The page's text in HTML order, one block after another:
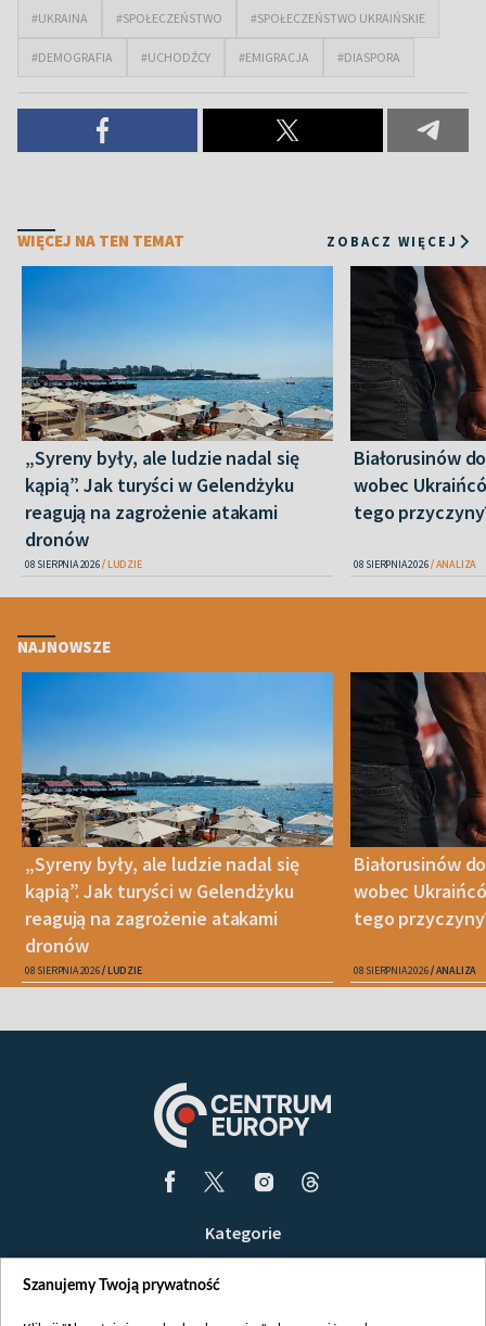
#UKRAINA #SPOŁECZEŃSTWO #SPOŁECZEŃSTWO UKRAIŃSKIE
#DEMOGRAFIA #UCHODŹCY #EMIGRACJA #DIASPORA
WIĘCEJ NA TEN TEMAT ZOBACZ WIĘCEJ
„Syreny były, ale ludzie nadal się
kąpią”. Jak turyści w Gelendżyku
reagują na zagrożenie atakami
dronów
08 SIERPNIA 2026 LUDZIE
Białorusinów
wobec
tego
08 SIERPNIA 2026 ANALIZA
NAJNOWSZE
„Syreny były, ale ludzie nadal się
kąpią”. Jak turyści w Gelendżyku
reagują na zagrożenie atakami
dronów
08 SIERPNIA 2026 LUDZIE
Białorusinów
wobec
tego
08 SIERPNIA 2026 ANALIZA
Kategorie
Szanujemy Twoją prywatność